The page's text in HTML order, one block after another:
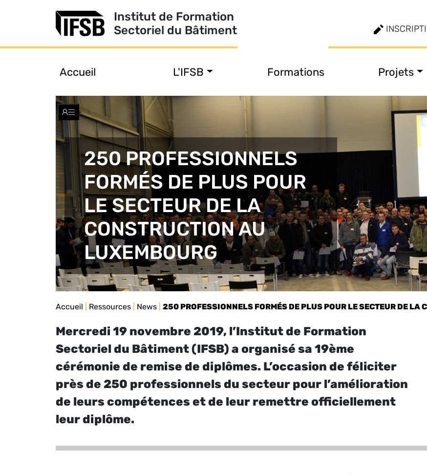
Institut de Formation
Sectoriel du Bâtiment
Accueil L'IFSB Formations Projets
Toggle
navigation
250 PROFESSIONNELS
FORMÉS DE PLUS POUR
LE SECTEUR DE LA
CONSTRUCTION AU
LUXEMBOURG
Accueil Ressources News 250 PROFESSIONNELS FORMÉS DE PLUS POUR LE SECTEUR DE LA
Mercredi 19 novembre 2019, l’Institut de Formation
Sectoriel du Bâtiment (IFSB) a organisé sa 19ème
cérémonie de remise de diplômes. L’occasion de féliciter
près de 250 professionnels du secteur pour l’amélioration
de leurs compétences et de leur remettre officiellement
leur diplôme.